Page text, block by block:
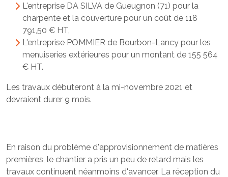
L'entreprise DA SILVA de Gueugnon (71) pour la
charpente et la couverture pour un coût de 118
791,50 € HT,
L'entreprise POMMIER de Bourbon-Lancy pour les
menuiseries extérieures pour un montant de 155 564
€ HT.
Les travaux débuteront à la mi-novembre 2021 et
devraient durer 9 mois.
En raison du problème d'approvisionnement de matières
premières, le chantier a pris un peu de retard mais les
travaux continuent néanmoins d'avancer. La réception du